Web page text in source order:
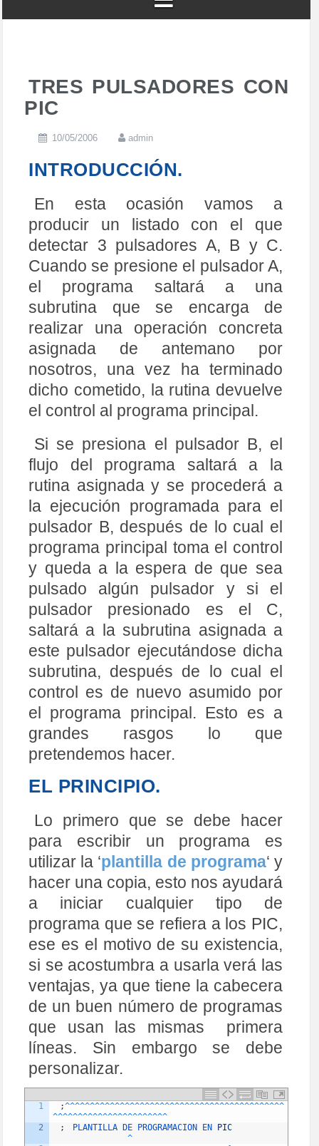
TRES PULSADORES CON
PIC
10/05/2006 admin
INTRODUCCIÓN.
En esta ocasión vamos a
producir un listado con el que
detectar 3 pulsadores A, B y C.
Cuando se presione el pulsador A,
el programa saltará a una
subrutina que se encarga de
realizar una operación concreta
asignada de antemano por
nosotros, una vez ha terminado
dicho cometido, la rutina devuelve
el control al programa principal.
Si se presiona el pulsador B, el
flujo del programa saltará a la
rutina asignada y se procederá a
la ejecución programada para el
pulsador B, después de lo cual el
programa principal toma el control
y queda a la espera de que sea
pulsado algún pulsador y si el
pulsador presionado es el C,
saltará a la subrutina asignada a
este pulsador ejecutándose dicha
subrutina, después de lo cual el
control es de nuevo asumido por
el programa principal. Esto es a
grandes rasgos lo que
pretendemos hacer.
EL PRINCIPIO.
Lo primero que se debe hacer
para escribir un programa es
utilizar la ‘plantilla de programa‘ y
hacer una copia, esto nos ayudará
a iniciar cualquier tipo de
programa que se refiera a los PIC,
ese es el motivo de su existencia,
si se acostumbra a usarla verá las
ventajas, ya que tiene la cabecera
de un buen número de programas
que usan las mismas primera
líneas. Sin embargo se debe
personalizar.
1
2
;^^^^^^^^^^^^^^^^^^^^^^^^^^^^^^^^^^^^^^^^^^^^
^^^^^^^^^^^^^^^^^^^^^^^
;
PLANTILLA DE PROGRAMACION EN
PIC
^